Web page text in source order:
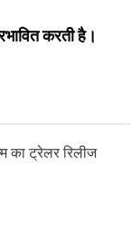
करती है।